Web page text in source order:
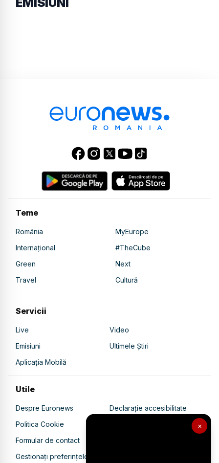
×
Teme
România
MyEurope
Internațional
#TheCube
Green
Next
Travel
Cultură
Servicii
Live
Video
Emisiuni
Ultimele Știri
Aplicația Mobilă
Utile
Despre Euronews
Declarație accesibilitate
Politica Cookie
Politica de confidențialitate
Formular de contact
Gestionați preferințele